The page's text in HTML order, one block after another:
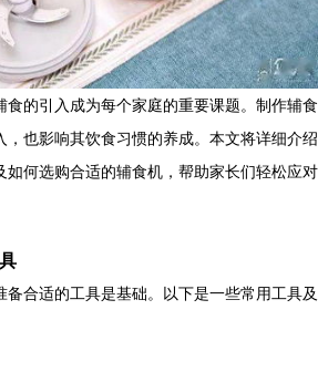
食的引入成为每个家庭的重要课题。制作辅食
，也影响其饮食习惯的养成。本文将详细介绍
如何选购合适的辅食机，帮助家长们轻松应对
备合适的工具是基础。以下是一些常用工具及